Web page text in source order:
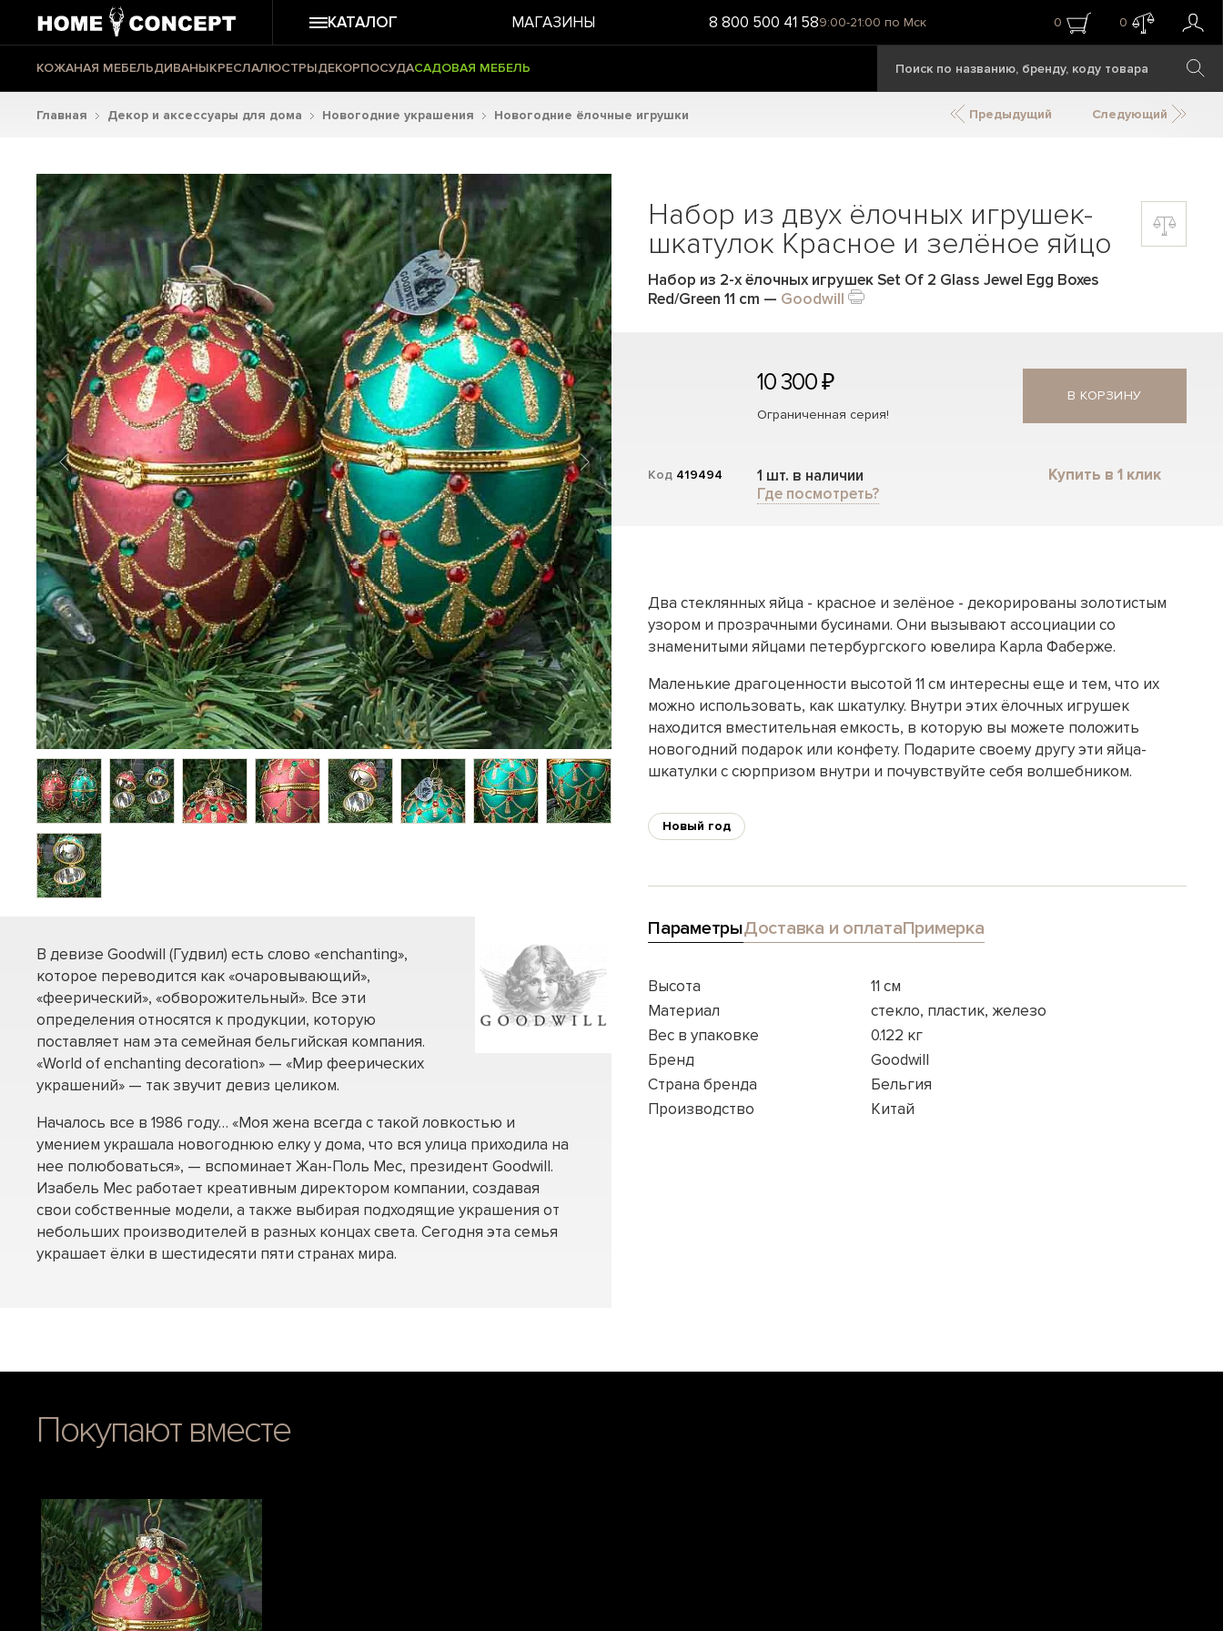
КАТАЛОГ МАГАЗИНЫ 8 800 500 41 589:00-21:00 по Мск 0 0
КОЖАНАЯ МЕБЕЛЬДИВАНЫКРЕСЛАЛЮСТРЫДЕКОРПОСУДАСАДОВАЯ МЕБЕЛЬ
Главная Декор и аксессуары для дома Новогодние украшения Новогодние ёлочные игрушки Предыдущий Следующий
В девизе Goodwill (Гудвил) есть слово «enchanting»,
которое переводится как «очаровывающий»,
«феерический», «обворожительный». Все эти
определения относятся к продукции, которую
поставляет нам эта семейная бельгийская компания.
«World of enchanting decoration» — «Мир феерических
украшений» — так звучит девиз целиком.
Началось все в 1986 году… «Моя жена всегда с такой ловкостью и
умением украшала новогоднюю елку у дома, что вся улица приходила на
нее полюбоваться», — вспоминает Жан-Поль Мес, президент Goodwill.
Изабель Мес работает креативным директором компании, создавая
свои собственные модели, а также выбирая подходящие украшения от
небольших производителей в разных концах света. Сегодня эта семья
украшает ёлки в шестидесяти пяти странах мира.
Набор из двух ёлочных игрушек-
шкатулок Красное и зелёное яйцо
Набор из 2-х ёлочных игрушек Set Of 2 Glass Jewel Egg Boxes
Red/Green 11 cm — Goodwill
Код 419494
10 300 ₽
Ограниченная серия!
1 шт. в наличии
Где посмотреть?
В КОРЗИНУ
Купить в 1 клик
Два стеклянных яйца - красное и зелёное - декорированы золотистым
узором и прозрачными бусинами. Они вызывают ассоциации со
знаменитыми яйцами петербургского ювелира Карла Фаберже.
Маленькие драгоценности высотой 11 см интересны еще и тем, что их
можно использовать, как шкатулку. Внутри этих ёлочных игрушек
находится вместительная емкость, в которую вы можете положить
новогодний подарок или конфету. Подарите своему другу эти яйца-
шкатулки с сюрпризом внутри и почувствуйте себя волшебником.
Новый год
ПараметрыДоставка и оплатаПримерка
Высота
11 см
Материал
стекло, пластик, железо
Вес в упаковке
0.122 кг
Бренд
Goodwill
Страна бренда
Бельгия
Производство
Китай
Покупают вместе